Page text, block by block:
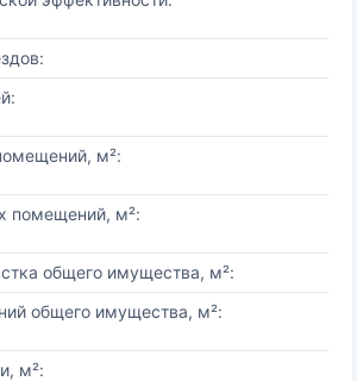
м²:
помещений, м²:
общего имущества, м²:
общего имущества, м²:
м²: